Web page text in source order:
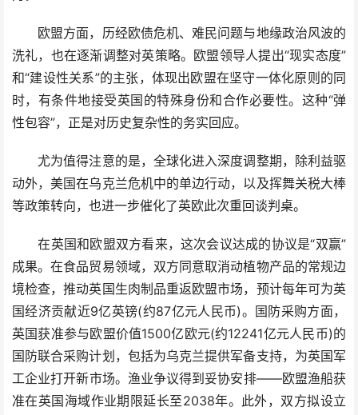
欧盟方面，历经欧债危机、难民问题与地缘政治风波的
洗礼，也在逐渐调整对英策略。欧盟领导人提出“现实态度”
和“建设性关系”的主张，体现出欧盟在坚守一体化原则的同
时，有条件地接受英国的特殊身份和合作必要性。这种“弹
性包容”，正是对历史复杂性的务实回应。
尤为值得注意的是，全球化进入深度调整期，除利益驱
动外，美国在乌克兰危机中的单边行动，以及挥舞关税大棒
等政策转向，也进一步催化了英欧此次重回谈判桌。
在英国和欧盟双方看来，这次会议达成的协议是“双赢”
成果。在食品贸易领域，双方同意取消动植物产品的常规边
境检查，推动英国生肉制品重返欧盟市场，预计每年可为英
国经济贡献近9亿英镑(约87亿元人民币)。国防采购方面，
英国获准参与欧盟价值1500亿欧元(约12241亿元人民币)的
国防联合采购计划，包括为乌克兰提供军备支持，为英国军
工企业打开新市场。渔业争议得到妥协安排——欧盟渔船获
准在英国海域作业期限延长至2038年。此外，双方拟设立